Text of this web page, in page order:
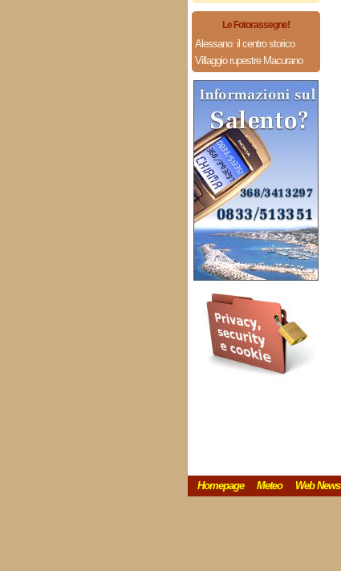
Le Fotorassegne!
Alessano: il centro storico
Villaggio rupestre Macurano
Homepage Meteo Web News